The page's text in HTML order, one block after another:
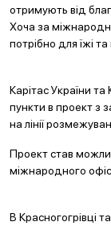
отримують від
Хоча за
потрібно для їжі
Карітас України
пункти в проект з
на лінії
Проект став
міжнародного
В Красногогрівці